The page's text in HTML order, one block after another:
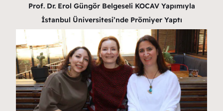
Prof. Dr. Erol Güngör Belgeseli KOCAV Yapımıyla
İstanbul Üniversitesi’nde Prömiyer Yaptı